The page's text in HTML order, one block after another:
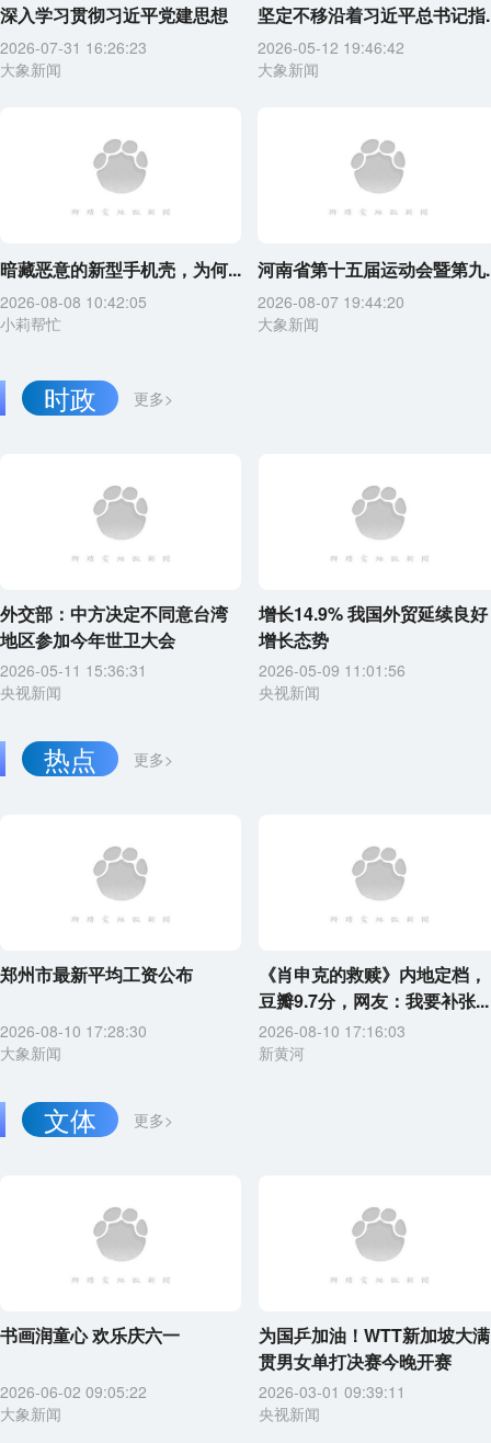
深入学习贯彻习近平党建思想
2026-07-31 16:26:23
大象新闻
坚定不移沿着习近平总书记指
2026-05-12 19:46:42
大象新闻
暗藏恶意的新型手机壳，为何...
2026-08-08 10:42:05
小莉帮忙
河南省第十五届运动会暨第九
2026-08-07 19:44:20
大象新闻
更多>
时政
外交部：中方决定不同意台湾
地区参加今年世卫大会
2026-05-11 15:36:31
央视新闻
增长14.9% 我国外贸延续良好
增长态势
2026-05-09 11:01:56
央视新闻
更多>
热点
郑州市最新平均工资公布
2026-08-10 17:28:30
大象新闻
《肖申克的救赎》内地定档，
豆瓣9.7分，网友：我要补张...
2026-08-10 17:16:03
新黄河
更多>
文体
书画润童心 欢乐庆六一
2026-06-02 09:05:22
大象新闻
为国乒加油！WTT新加坡大满
贯男女单打决赛今晚开赛
2026-03-01 09:39:11
央视新闻